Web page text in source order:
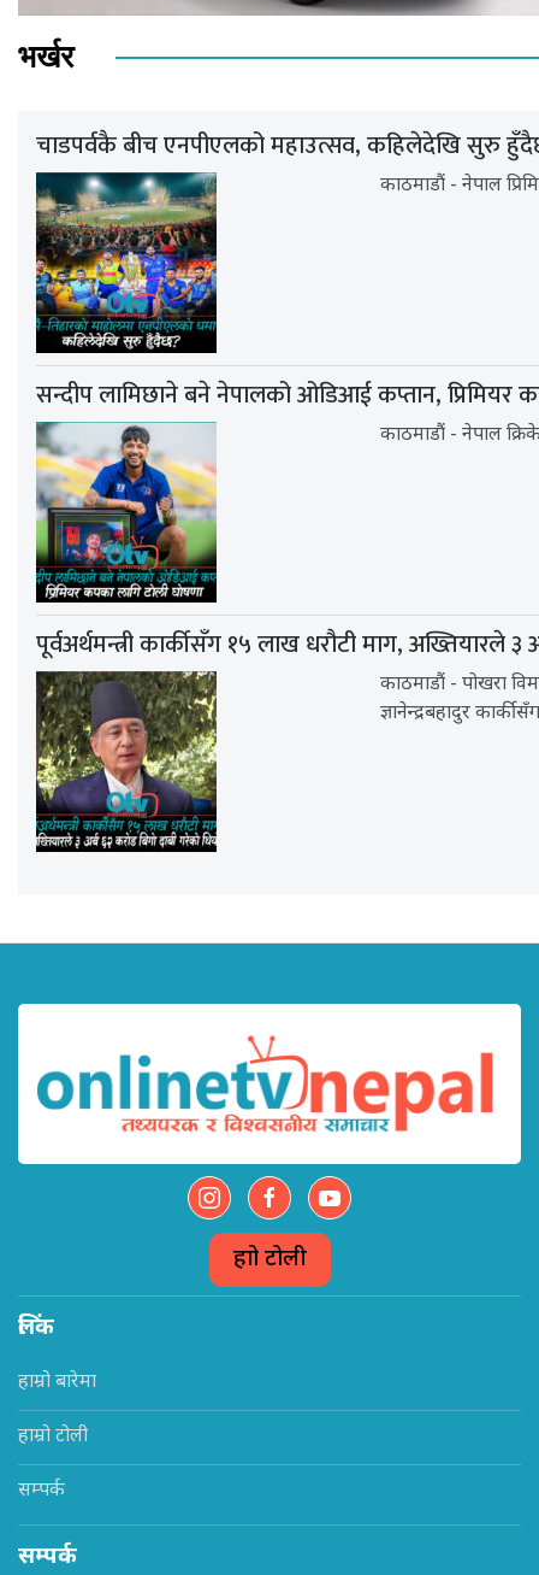
भर्खर
चाडपर्वकै बीच एनपीएलको महाउत्सव, कहिलेदेखि सुरु
काठमाडौं - नेपाल
सन्दीप लामिछाने बने नेपालको ओडिआई कप्तान, प्रिमियर
काठमाडौं - नेपाल
पूर्वअर्थमन्त्री कार्कीसँग १५ लाख धरौटी माग, अख्तियारले ३
काठमाडौं - पोखरा
ज्ञानेन्द्रबहादुर
हाम्रो टोली
लिंक
हाम्रो बारेमा
हाम्रो टोली
सम्पर्क
सम्पर्क